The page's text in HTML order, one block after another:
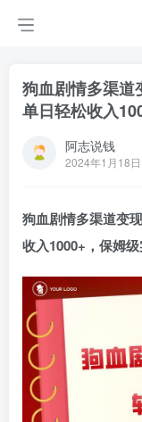
狗血剧情多渠道
单日轻松收入
阿志说钱
2024年1月18
狗血剧情多渠道变
收入1000+，保姆